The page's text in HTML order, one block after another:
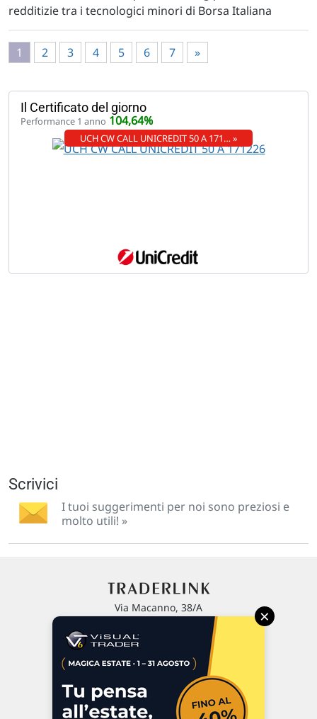
redditizie tra i tecnologici minori di Borsa Italiana
1 2 3 4 5 6 7 »
Il Certificato del giorno
Performance 1 anno 104,64%
UCH CW CALL UNICREDIT 50 A 171… »
Scrivici
I tuoi suggerimenti per noi sono preziosi e
molto utili! »
Via Macanno, 38/A
P.IVA 02 452 460 401
Commenti e segnalazioni
×